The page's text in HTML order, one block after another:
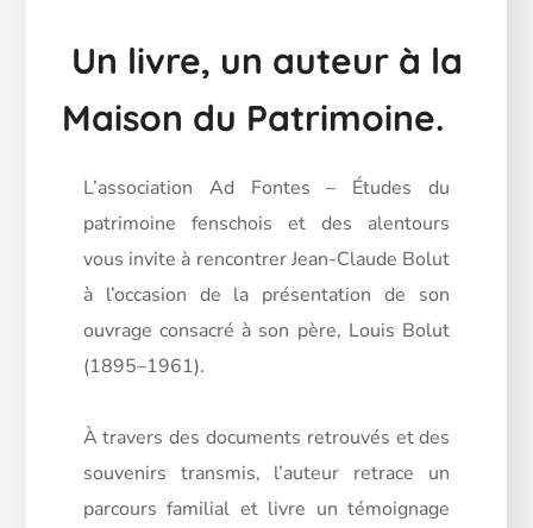
Un livre, un auteur à la
Maison du Patrimoine.
L’association Ad Fontes – Études du
patrimoine fenschois et des alentours
vous invite à rencontrer Jean-Claude Bolut
à l’occasion de la présentation de son
ouvrage consacré à son père, Louis Bolut
(1895–1961).
À travers des documents retrouvés et des
souvenirs transmis, l’auteur retrace un
parcours familial et livre un témoignage